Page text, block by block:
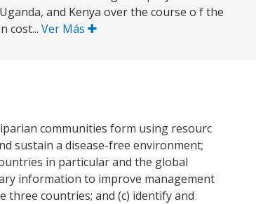
and Kenya over the course o f the
cost... Ver Más
communities form using resourc
sustain a disease-free environment;
in particular and the global
information to improve management
three countries; and (c) identify and